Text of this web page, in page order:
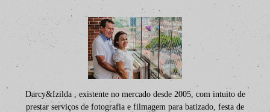
Darcy&Izilda , existente no mercado desde 2005, com intuito de
prestar serviços de fotografia e filmagem para batizado, festa de